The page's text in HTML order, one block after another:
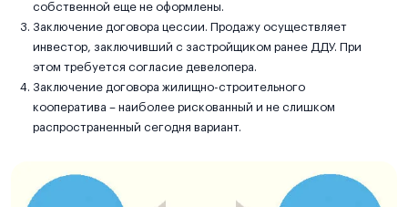
собственной еще не оформлены.
Заключение договора цессии. Продажу осуществляет
инвестор, заключивший с застройщиком ранее ДДУ. При
этом требуется согласие девелопера.
Заключение договора жилищно-строительного
кооператива – наиболее рискованный и не слишком
распространенный сегодня вариант.